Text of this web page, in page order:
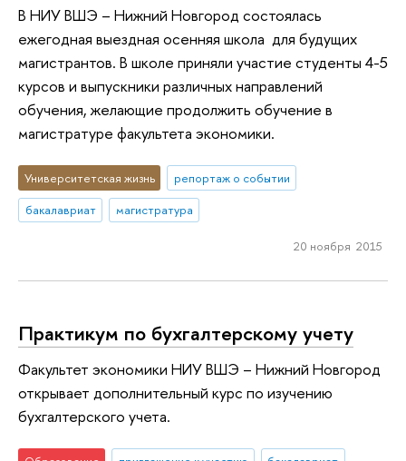
В НИУ ВШЭ – Нижний Новгород состоялась
ежегодная выездная осенняя школа для будущих
магистрантов. В школе приняли участие студенты 4-5
курсов и выпускники различных направлений
обучения, желающие продолжить обучение в
магистратуре факультета экономики.
Университетская жизнь
репортаж о событии
бакалавриат
магистратура
20 ноября 2015
Практикум по бухгалтерскому учету
Факультет экономики НИУ ВШЭ – Нижний Новгород
открывает дополнительный курс по изучению
бухгалтерского учета.